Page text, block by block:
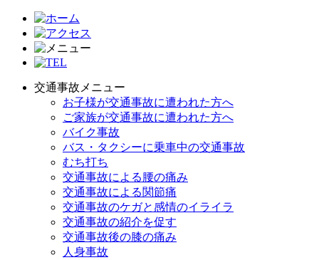
交通事故メニュー
お子様が交通事故に遭われた方へ
ご家族が交通事故に遭われた方へ
バイク事故
バス・タクシーに乗車中の交通事故
むち打ち
交通事故による腰の痛み
交通事故による関節痛
交通事故のケガと感情のイライラ
交通事故の紹介を促す
交通事故後の膝の痛み
人身事故